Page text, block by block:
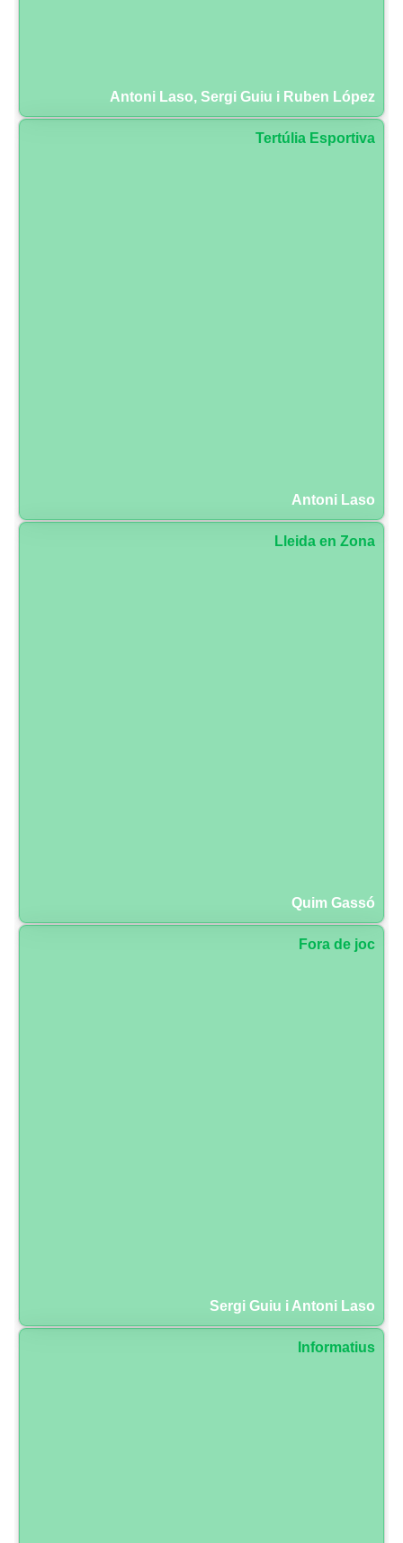
Antoni Laso, Sergi Guiu i Ruben López
Tertúlia Esportiva
Antoni Laso
Lleida en Zona
Quim Gassó
Fora de joc
Sergi Guiu i Antoni Laso
Informatius